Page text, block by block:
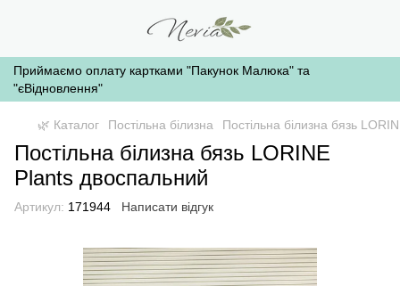
Приймаємо оплату картками "Пакунок Малюка" та
"єВідновлення"
🌿 Каталог Постільна білизна Постільна білизна бязь
Постільна білизна бязь LORINE
Plants двоспальний
Артикул: 171944 Написати відгук